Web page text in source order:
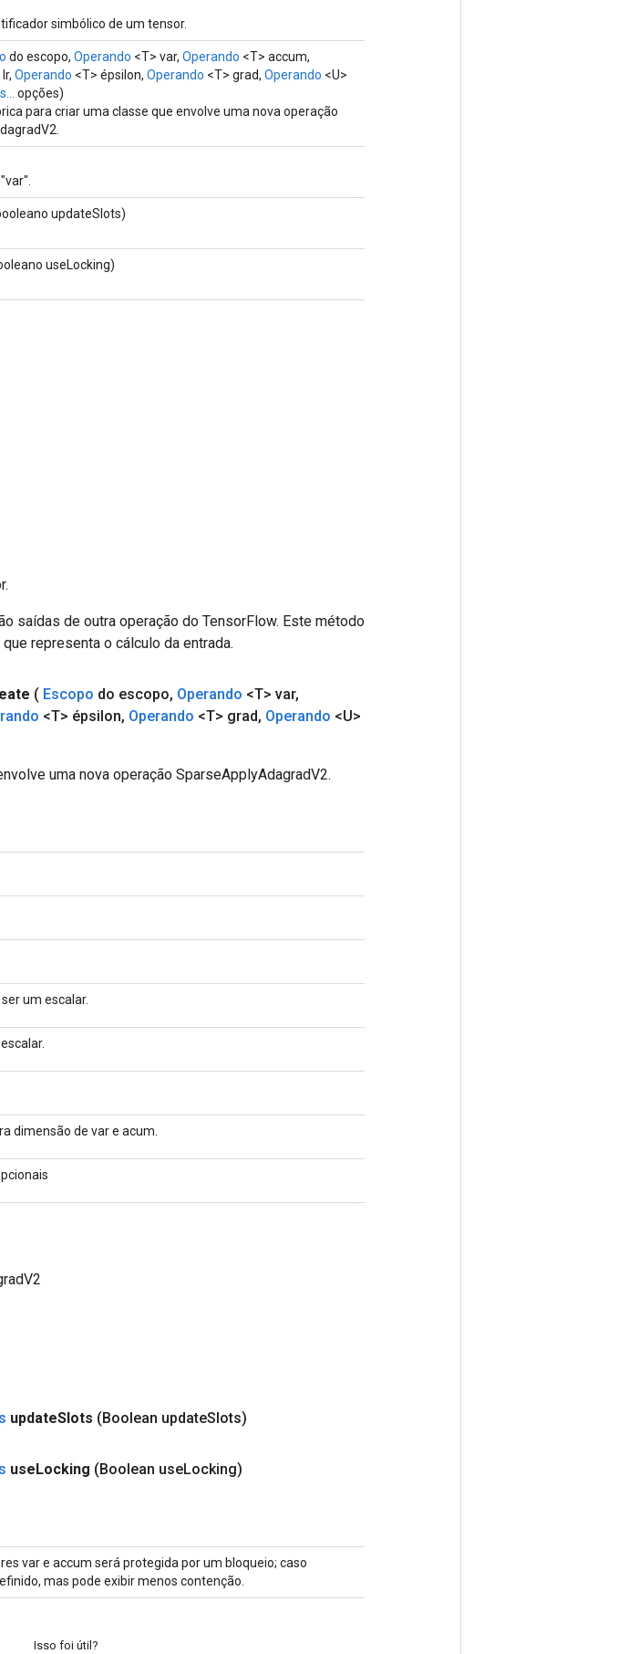
simbólico de um tensor.
do escopo, Operando <T> var, Operando <T> accum,
Operando <T> épsilon, Operando <T> grad, Operando <U>
opções)
para criar uma classe que envolve uma nova operação
updateSlots)
useLocking)
saídas de outra operação do TensorFlow. Este método
representa o cálculo da entrada.
( Escopo do escopo, Operando <T> var,
<T> épsilon, Operando <T> grad, Operando <U>
uma nova operação SparseApplyAdagradV2.
um escalar.
dimensão de var e acum.
updateSlots (Boolean updateSlots)
useLocking (Boolean useLocking)
var e accum será protegida por um bloqueio; caso
mas pode exibir menos contenção.
Isso foi útil?